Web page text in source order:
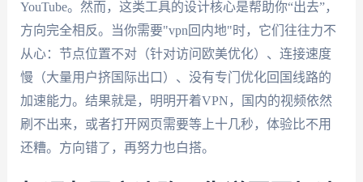
YouTube。然而，这类工具的设计核心是帮助你“出去”，
方向完全相反。当你需要"vpn回内地"时，它们往往力不
从心：节点位置不对（针对访问欧美优化）、连接速度
慢（大量用户挤国际出口）、没有专门优化回国线路的
加速能力。结果就是，明明开着VPN，国内的视频依然
刷不出来，或者打开网页需要等上十几秒，体验比不用
还糟。方向错了，再努力也白搭。